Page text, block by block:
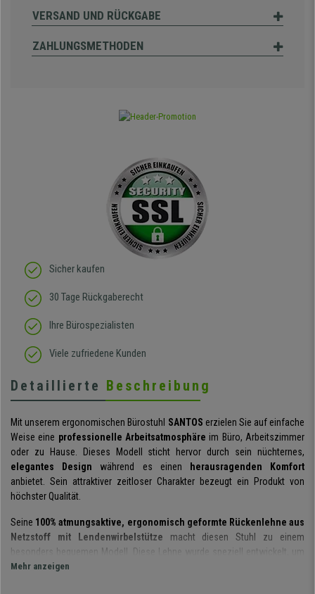
VERSAND UND RÜCKGABE
ZAHLUNGSMETHODEN
Sicher kaufen
30 Tage Rückgaberecht
Ihre Bürospezialisten
Viele zufriedene Kunden
Detaillierte Beschreibung
Mit unserem ergonomischen Bürostuhl SANTOS erzielen Sie auf einfache
Weise eine professionelle Arbeitsatmosphäre im Büro, Arbeitszimmer
oder zu Hause. Dieses Modell sticht hervor durch sein nüchternes,
elegantes Design während es einen
herausragenden Komfort
anbietet. Sein attraktiver zeitloser Charakter bezeugt ein Produkt von
höchster Qualität.
Seine 100% atmungsaktive, ergonomisch geformte Rückenlehne aus
Netzstoff mit Lendenwirbelstütze macht diesen Stuhl zu einem
besonders bequemen Modell. Diese Lehne wurde speziell entwickelt, um
dem Rücken eine optimale Stütze zu bieten, dafür ist die
Mehr anzeigen